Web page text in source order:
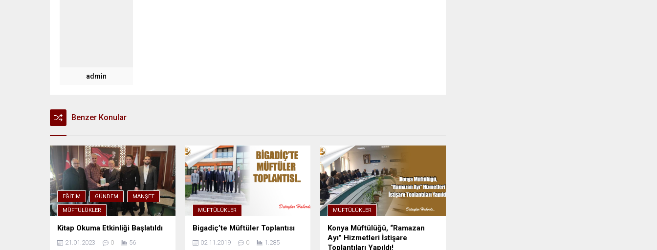
admin
Benzer Konular
EĞITIM GÜNDEM MANŞET
MÜFTÜLÜKLER
Kitap Okuma Etkinliği Başlatıldı
21.01.2023 0 56
MÜFTÜLÜKLER
Bigadiç’te Müftüler Toplantısı
02.11.2019 0 1.285
MÜFTÜLÜKLER
Konya Müftülüğü, “Ramazan
Ayı” Hizmetleri İstişare
Toplantıları Yapıldı!